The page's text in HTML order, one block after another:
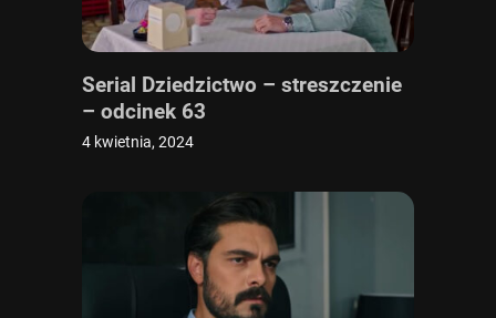
Serial Dziedzictwo – streszczenie
– odcinek 63
4 kwietnia, 2024